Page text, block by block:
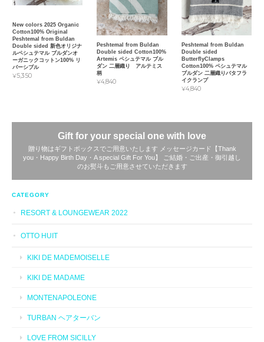
New colors 2025 Organic
Cotton100% Original
Peshtemal from Buldan
Double sided 新色オリジナ
ルペシュテマル ブルダンオ
ーガニックコットン100% リ
バーシブル
¥5,350
Peshtemal from Buldan
Double sided Cotton100%
Artemis ペシュテマル ブル
ダン 二層織り アルテミス
柄
¥4,840
Peshtemal from Buldan
Double sided
ButterflyClamps
Cotton100% ペシュテマル
ブルダン 二層織りバタフラ
イクランプ
¥4,840
Gift for your special one with love
贈り物はギフトボックスでご用意いたします メッセージカード【Thank
you・Happy Birth Day・A special Gift For You】 ご結婚・ご出産・御引越し
のお熨斗もご用意させていただきます
CATEGORY
RESORT & LOUNGEWEAR 2022
OTTO HUIT
KIKI DE MADEMOISELLE
KIKI DE MADAME
MONTENAPOLEONE
TURBAN ヘアターバン
LOVE FROM SICILLY